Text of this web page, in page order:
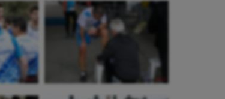
et Paralympiques
Randonnée / Marche
Roller-derby